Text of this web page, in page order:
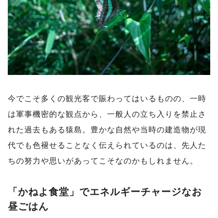
今でこそ多くの観光客で賑わってはいるものの、一時
は軍事機密的な観点から、一般人の立ち入りを禁止さ
れた過去もある猿島。豊かな自然や当時の建造物が現
代でも色褪せることなく伝えられているのは、先人た
ちの努力や思いがあってこそなのかもしれません。
「かねよ食堂」でエネルギーチャージなお
昼ごはん